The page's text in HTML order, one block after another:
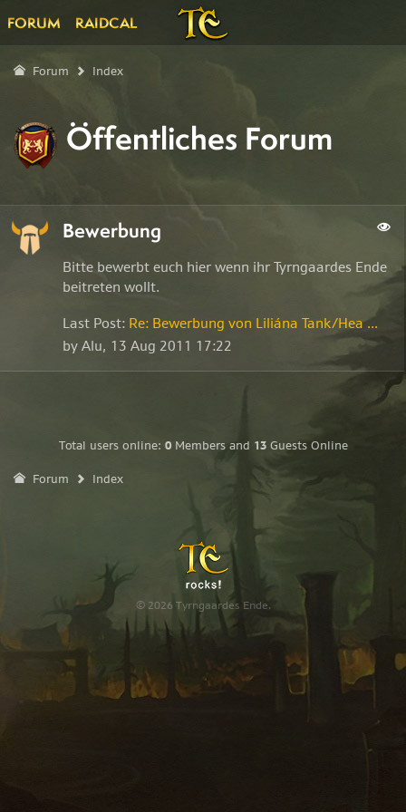
FORUM RAIDCAL
Forum Index
Öffentliches Forum
Bewerbung
Bitte bewerbt euch hier wenn ihr Tyrngaardes Ende
beitreten wollt.
Last Post: Re: Bewerbung von Liliána Tank/Hea ...
by Alu, 13 Aug 2011 17:22
Total users online: 0 Members and 13 Guests Online
Forum Index
© 2026 Tyrngaardes Ende.